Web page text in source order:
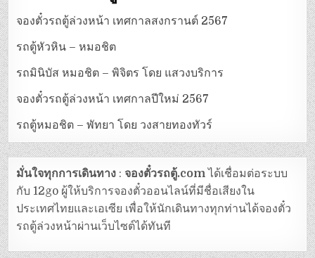
จองตั๋วรถตู้ล่วงหน้า เทศกาลสงกรานต์ 2567
รถตู้หัวหิน – หมอชิต
รถมินิบัส หมอชิต – พิจิตร โดย แสวงบริการ
จองตั๋วรถตู้ล่วงหน้า เทศกาลปีใหม่ 2567
รถตู้หมอชิต – พัทยา โดย วงสายทองทัวร์
มั่นใจทุกการเดินทาง :จองตั๋วรถตู้.comได้เชื่อมต่อระบบ
กับ 12go ผู้ให้บริการจองตั๋วออนไลน์ที่มีชื่อเสียงใน
ประเทศไทยและเอเซีย เพื่อให้นักเดินทางทุกท่านได้จองตั๋ว
รถตู้ล่วงหน้าผ่านเว็บไซต์ได้ทันที